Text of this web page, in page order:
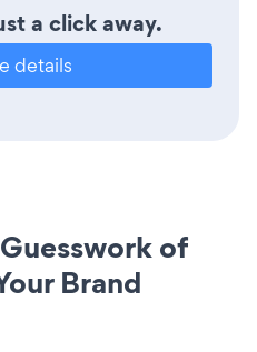
a click away.
details
of
Brand